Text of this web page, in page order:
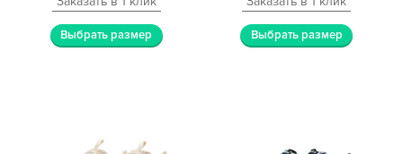
Выбрать размер Выбрать размер